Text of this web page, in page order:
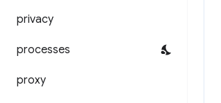
privacy
processes
proxy